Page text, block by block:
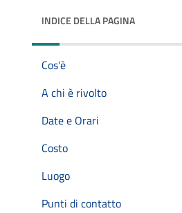
INDICE DELLA PAGINA
Cos'è
A chi è rivolto
Date e Orari
Costo
Luogo
Punti di contatto